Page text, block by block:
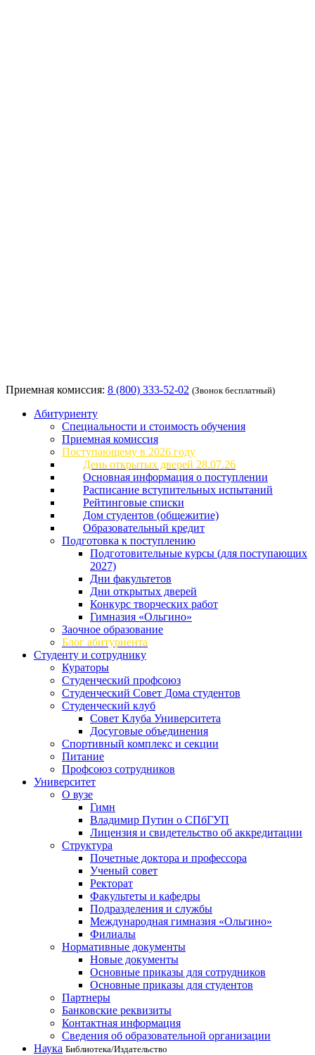
Приемная комиссия: 8 (800) 333-52-02 (Звонок бесплатный)
Абитуриенту
Специальности и стоимость обучения
Приемная комиссия
Поступающему в 2026 году
День открытых дверей 28.07.26
Основная информация о поступлении
Расписание вступительных испытаний
Рейтинговые списки
Дом студентов (общежитие)
Образовательный кредит
Подготовка к поступлению
Подготовительные курсы (для поступающих
2027)
Дни факультетов
Дни открытых дверей
Конкурс творческих работ
Гимназия «Ольгино»
Заочное образование
Блог абитуриента
Студенту и сотруднику
Кураторы
Студенческий профсоюз
Студенческий Совет Дома студентов
Студенческий клуб
Совет Клуба Университета
Досуговые объединения
Спортивный комплекс и секции
Питание
Профсоюз сотрудников
Университет
О вузе
Гимн
Владимир Путин о СПбГУП
Лицензия и свидетельство об аккредитации
Структура
Почетные доктора и профессора
Ученый совет
Ректорат
Факультеты и кафедры
Подразделения и службы
Международная гимназия «Ольгино»
Филиалы
Нормативные документы
Новые документы
Основные приказы для сотрудников
Основные приказы для студентов
Партнеры
Банковские реквизиты
Контактная информация
Сведения об образовательной организации
Наука Библиотека/Издательство